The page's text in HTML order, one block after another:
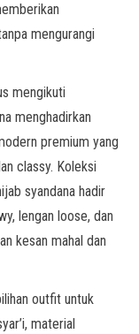
mengurangi
mengikuti
menghadirkan
premium yang
classy. Koleksi
syandana hadir
lengan loose, dan
kesan mahal dan
outfit untuk
material